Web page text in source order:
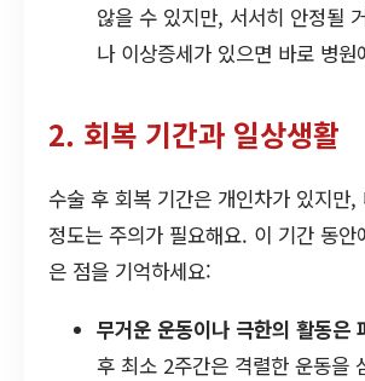
않을 수 있지만, 서서히 안정될
나 이상증세가 있으면 바로 병원
2. 회복 기간과 일상생활
수술 후 회복 기간은 개인차가 있지만,
정도는 주의가 필요해요. 이 기간 동안
은 점을 기억하세요:
무거운 운동이나 극한의 활동은
후 최소 2주간은 격렬한 운동을